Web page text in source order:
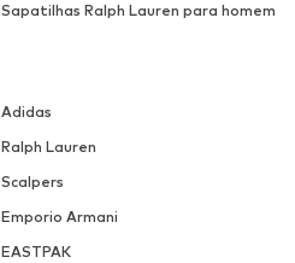
Sapatilhas Ralph Lauren para homem
Adidas
Ralph Lauren
Scalpers
Emporio Armani
EASTPAK